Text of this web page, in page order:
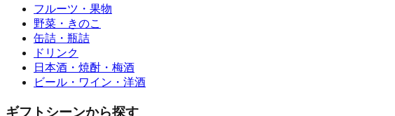
フルーツ・果物
野菜・きのこ
缶詰・瓶詰
ドリンク
日本酒・焼酎・梅酒
ビール・ワイン・洋酒
ギフトシーンから探す